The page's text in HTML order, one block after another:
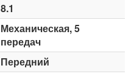
8.1
Механическая, 5
передач
Передний